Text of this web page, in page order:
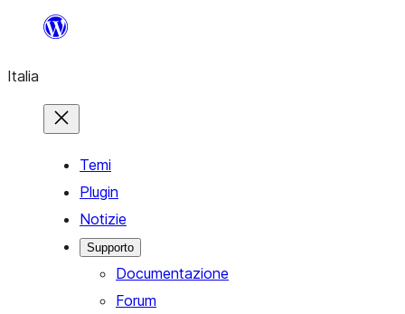
contenuto
Italia
Temi
Plugin
Notizie
Supporto
Documentazione
Forum